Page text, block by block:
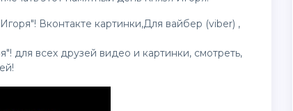
Вконтакте картинки,Для вайбер (viber) ,
для всех друзей видео и картинки, смотреть,